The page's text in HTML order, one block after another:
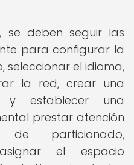
se deben seguir las
para configurar la
seleccionar el idioma,
la red, crear una
establecer una
prestar atención
particionado,
el espacio